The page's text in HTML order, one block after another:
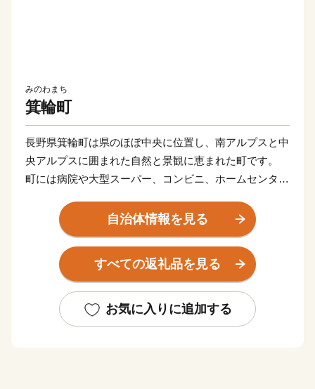
みのわまち
箕輪町
長野県箕輪町は県のほぼ中央に位置し、南アルプスと中
央アルプスに囲まれた自然と景観に恵まれた町です。
町には病院や大型スーパー、コンビニ、ホームセンター
ほどの田舎暮らし”ができます。
また、町のどこにいても中心部まで車で10分ほどでいけ
るため、生活するのに困ることが少ないです。
赤そばと聞くと麺が赤いと思われますが、麺の色は普通
のそばと変わりません。
自治体情報を見る
すべての返礼品を見る
お気に入りに追加する